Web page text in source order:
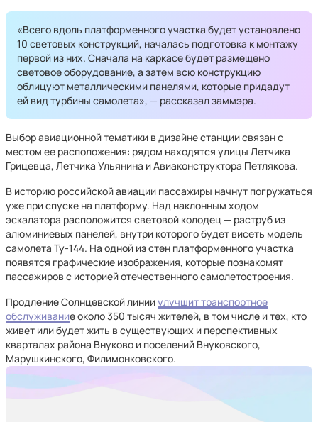
«Всего вдоль платформенного участка будет установлено
10 световых конструкций, началась подготовка к монтажу
первой из них. Сначала на каркасе будет размещено
световое оборудование, а затем всю конструкцию
облицуют металлическими панелями, которые придадут
ей вид турбины самолета», — рассказал заммэра.
Выбор авиационной тематики в дизайне станции связан с
местом ее расположения: рядом находятся улицы Летчика
Грицевца, Летчика Ульянина и Авиаконструктора Петлякова.
В историю российской авиации пассажиры начнут погружаться
уже при спуске на платформу. Над наклонным ходом
эскалатора расположится световой колодец — раструб из
алюминиевых панелей, внутри которого будет висеть модель
самолета Ту-144. На одной из стен платформенного участка
появятся графические изображения, которые познакомят
пассажиров с историей отечественного самолетостроения.
Продление Солнцевской линииулучшит транспортное
обслуживание около 350 тысяч жителей, в том числе и тех, кто
живет или будет жить в существующих и перспективных
кварталах района Внуково и поселений Внуковского,
Марушкинского, Филимонковского.